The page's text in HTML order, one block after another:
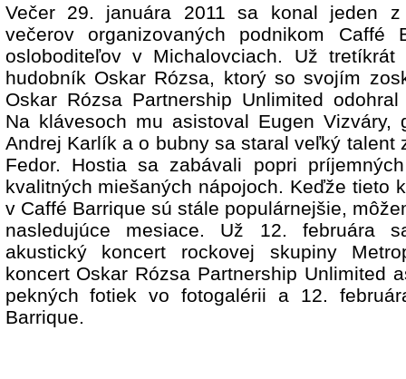
Večer 29. januára 2011 sa konal jeden z
večerov organizovaných podnikom Caffé
osloboditeľov v Michalovciach. Už
hudobník Oskar Rózsa, ktorý so svojím
Oskar Rózsa Partnership Unlimited
Na klávesoch mu asistoval Eugen Vizváry,
Andrej Karlík a o bubny sa staral veľký talent
Fedor. Hostia sa zabávali popri
kvalitných miešaných nápojoch. Keďže tieto
v Caffé Barrique sú stále populárnejšie,
nasledujúce mesiace. Už 12. februára
akustický koncert rockovej skupiny
koncert Oskar Rózsa Partnership Unlimited
pekných fotiek vo fotogalérii a 12.
Barrique.